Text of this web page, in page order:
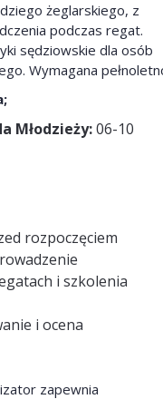
żeglarskiego, z
podczas regat.
sędziowskie dla osób
Wymagana
Młodzieży:06-10
rozpoczęciem
i szkolenia
i ocena
zapewnia